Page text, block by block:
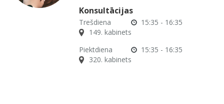
Konsultācijas
Trešdiena
15:35 - 16:35
149. kabinets
Piektdiena
15:35 - 16:35
320. kabinets